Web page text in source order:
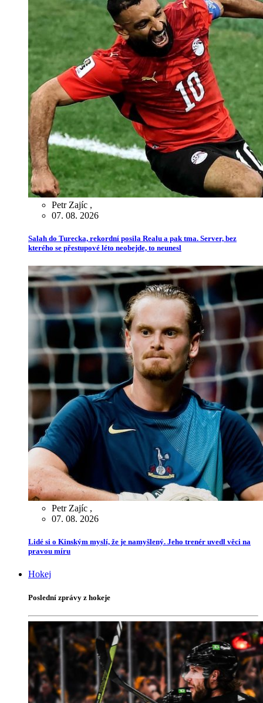
Petr Zajíc ,
07. 08. 2026
Salah do Turecka, rekordní posila Realu a pak tma. Server, bez
kterého se přestupové léto neobejde, to neunesl
Petr Zajíc ,
07. 08. 2026
Lidé si o Kinským myslí, že je namyšlený. Jeho trenér uvedl věci na
pravou míru
Hokej
Poslední zprávy z hokeje